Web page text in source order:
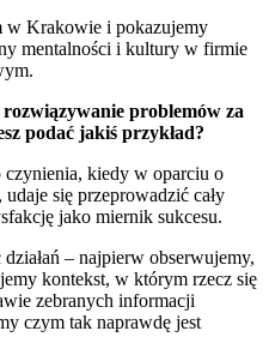
w Krakowie i pokazujemy
mentalności i kultury w firmie
problemów za
podać jakiś przykład?
kiedy w oparciu o
się przeprowadzić cały
jako miernik sukcesu.
– najpierw obserwujemy,
kontekst, w którym rzecz się
zebranych informacji
czym tak naprawdę jest